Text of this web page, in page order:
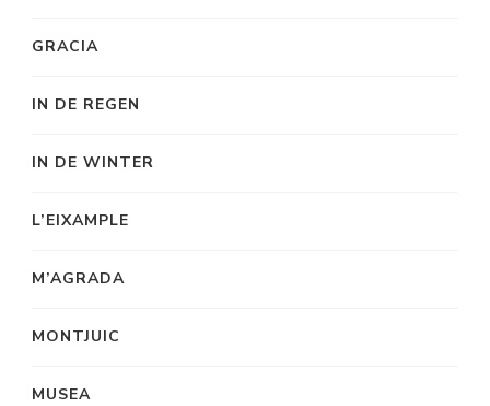
GRACIA
IN DE REGEN
IN DE WINTER
L’EIXAMPLE
M’AGRADA
MONTJUIC
MUSEA